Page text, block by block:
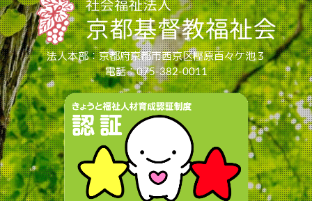
法人本部：京都府京都市西京区樫原百々ケ池３
電話：075-382-0011